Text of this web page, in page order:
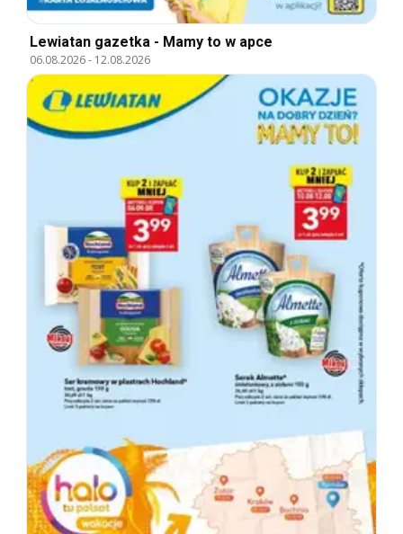
Lewiatan gazetka - Mamy to w apce
06.08.2026- 12.08.2026